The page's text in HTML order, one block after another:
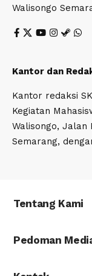
Walisongo
Kantor dan
Kantor redaksi
Kegiatan
Walisongo, Jalan
Semarang,
Tentang Kami
Pedoman